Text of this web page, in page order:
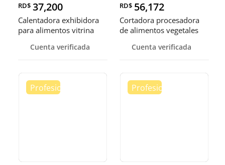
RD$ 37,200
Calentadora exhibidora
para alimentos vitrina
Cuenta verificada
RD$ 56,172
Cortadora procesadora
de alimentos vegetales
Cuenta verificada